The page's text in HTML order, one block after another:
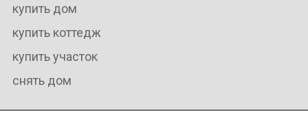
купить дом
купить коттедж
купить участок
снять дом